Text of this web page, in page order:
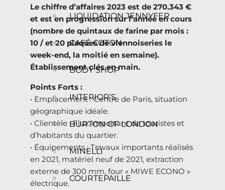
LIQUIDATION JENNYFER
CAFÉ COTON
BODY SHOP
INTERIOR’S
BURTON OF LONDON
MINELLI
COURTEPAILLE
Le chiffre d’affaires 2023 est de 270.343 €
et est en progression sur l’année en cours
(nombre de quintaux de farine par mois :
10 / et 20 plaques de viennoiseries le
week-end, la moitié en semaine).
Établissement clés en main.
Points Forts :
• Emplacement : Centre de Paris, situation
géographique idéale.
• Clientèle : Flux important de touristes et
d’habitants du quartier.
• Équipements : Travaux importants réalisés
en 2021, matériel neuf de 2021, extraction
externe de 300 mm, four « MIWE ECONO »
électrique.